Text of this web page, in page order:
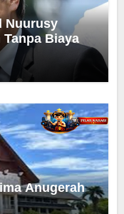
Nuurusy
Biaya
Anugerah